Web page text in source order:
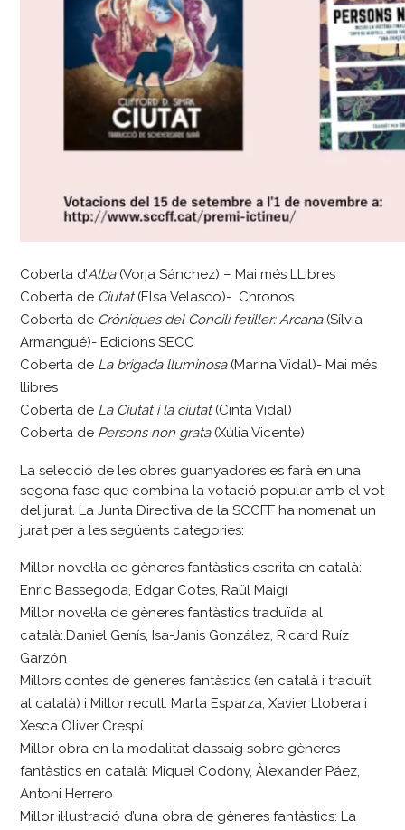
Coberta d’Alba(Vorja Sánchez) – Mai més LLibres
Coberta de Ciutat(Elsa Velasco)- Chronos
Coberta de Cròniques del Concili fetiller: Arcana (Sílvia
Armangué)- Edicions SECC
Coberta de La brigada lluminosa(Marina Vidal)- Mai més
llibres
Coberta de La Ciutat i la ciutat(Cinta Vidal)
Coberta de Persons non grata(Xúlia Vicente)
La selecció de les obres guanyadores es farà en una
segona fase que combina la votació popular amb el vot
del jurat. La Junta Directiva de la SCCFF ha nomenat un
jurat per a les següents categories:
Millor novel·la de gèneres fantàstics escrita en català:
Enric Bassegoda, Edgar Cotes, Raül Maigí
Millor novel·la de gèneres fantàstics traduïda al
català:.Daniel Genís, Isa-Janis González, Ricard Ruíz
Garzón
Millors contes de gèneres fantàstics (en català i traduït
al català) i Millor recull: Marta Esparza, Xavier Llobera i
Xesca Oliver Crespí.
Millor obra en la modalitat d’assaig sobre gèneres
fantàstics en català: Miquel Codony, Àlexander Páez,
Antoni Herrero
Millor il·lustració d’una obra de gèneres fantàstics: La